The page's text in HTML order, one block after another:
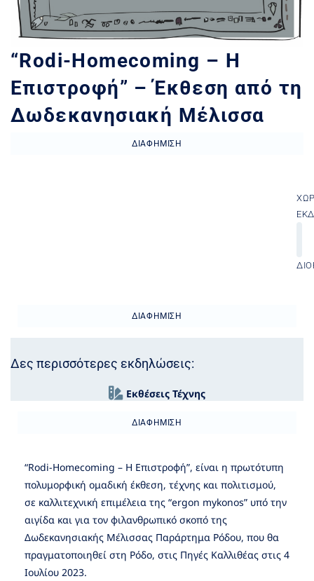
“Rodi-Ηomecoming – Η
Επιστροφή” – Έκθεση από τη
Δωδεκανησιακή Μέλισσα
ΔΙΑΦΉΜΙΣΗ
ΔΙΑΦΉΜΙΣΗ
Δες περισσότερες εκδηλώσεις:
Εκθέσεις Τέχνης
ΔΙΑΦΉΜΙΣΗ
“Rodi-Ηomecoming – Η Επιστροφή”, είναι η πρωτότυπη
πολυμορφική ομαδική έκθεση, τέχνης και πολιτισμού,
σε καλλιτεχνική επιμέλεια της “ergon mykonos” υπό την
αιγίδα και για τον φιλανθρωπικό σκοπό της
Δωδεκανησιακής Μέλισσας Παράρτημα Ρόδου, που θα
πραγματοποιηθεί στη Ρόδο, στις Πηγές Καλλιθέας στις 4
Ιουλίου 2023.